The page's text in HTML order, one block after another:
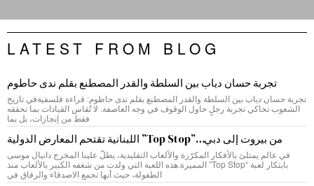
LATEST FROM BLOG
تجربة حسان دياب بين السلطة والقدر المصطنع بقلم ندى حاطوم
تجربة حسان دياب بين السلطة والقدر المصطنع بقلم ندى حاطوم: قراءة فلسفيةفي تاريخ
الشعوب تحاكي تجربة رجلٍ حاول الوقوف في وجه العاصفة. لا تُقاس القيادات بما تحققه
فقط من إنجازات، بل بما
من بيروت إلى دبي…”Top Stop” اللبنانية تقتحم المعارض الدولية
في عالم يمتلئ بالأفكار المكرّرة والألعاب التقليدية، يطلّ علينا المخرج دانيال موسى
بابتكار لعبة “Top Stop” المميزة.هذه اللعبة التي ولدت من شغفه الكبير بالألعاب منذ
الطفولة، حيث أنها تجمع الاصدقاء والرفاق في